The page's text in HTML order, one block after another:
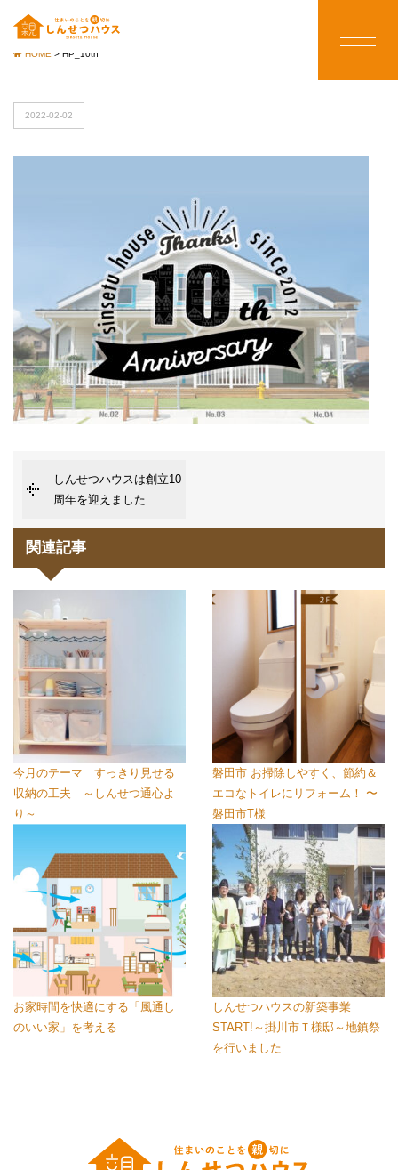
HOME > HP_10th
2022-02-02
しんせつハウスは創立10
周年を迎えました
関連記事
今月のテーマ すっきり見せる
収納の工夫 ～しんせつ通心よ
り～
磐田市 お掃除しやすく、節約＆
エコなトイレにリフォーム！ 〜
磐田市T様
お家時間を快適にする「風通し
のいい家」を考える
しんせつハウスの新築事業
START!～掛川市Ｔ様邸～地鎮祭
を行いました